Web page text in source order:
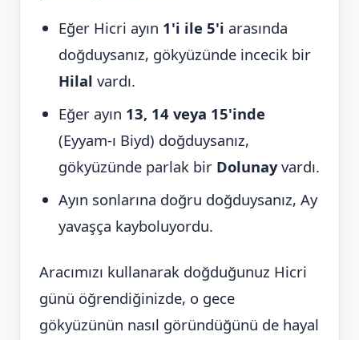
Eğer Hicri ayın 1'i ile 5'i arasında
doğduysanız, gökyüzünde incecik bir
Hilal vardı.
Eğer ayın 13, 14 veya 15'inde
(Eyyam-ı Biyd) doğduysanız,
gökyüzünde parlak bir Dolunayvardı.
Ayın sonlarına doğru doğduysanız, Ay
yavaşça kayboluyordu.
Aracımızı kullanarak doğduğunuz Hicri
günü öğrendiğinizde, o gece
gökyüzünün nasıl göründüğünü de hayal